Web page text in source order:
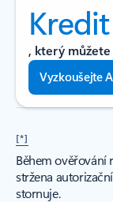
, který
Vyzkoušejte
[*]
Během ověřování
stržena
stornuje.